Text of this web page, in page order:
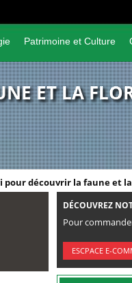
Patrimoine et Culture
ET LA
découvrir la faune et
DÉCOUVREZ
Pour
ESCPACE E-